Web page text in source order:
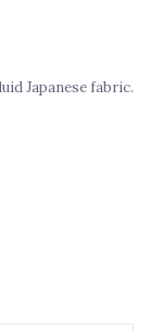
Japanese fabric.